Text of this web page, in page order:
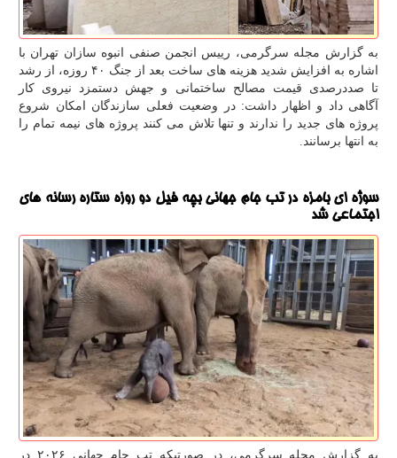
به گزارش مجله سرگرمی، رییس انجمن صنفی انبوه سازان تهران با
اشاره به افزایش شدید هزینه های ساخت بعد از جنگ ۴۰ روزه، از رشد
تا صددرصدی قیمت مصالح ساختمانی و جهش دستمزد نیروی کار
آگاهی داد و اظهار داشت: در وضعیت فعلی سازندگان امکان شروع
پروژه های جدید را ندارند و تنها تلاش می کنند پروژه های نیمه تمام را
به انتها برسانند.
سوژه ای بامزه در تب جام جهانی بچه فیل دو روزه ستاره رسانه های
اجتماعی شد
به گزارش مجله سرگرمی، در صورتیکه تب جام جهانی ۲۰۲۶ در